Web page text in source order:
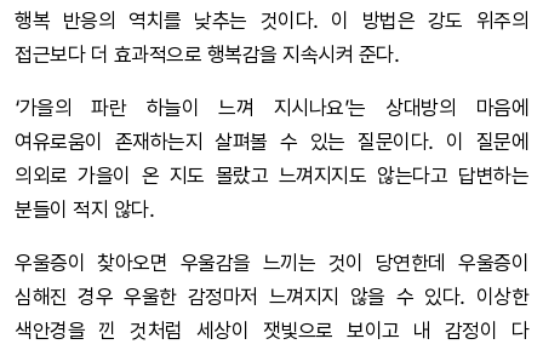
행복 반응의 역치를 낮추는 것이다. 이 방법은 강도 위주의
접근보다 더 효과적으로 행복감을 지속시켜 준다.
‘가을의 파란 하늘이 느껴 지시나요’는 상대방의 마음에
여유로움이 존재하는지 살펴볼 수 있는 질문이다. 이 질문에
의외로 가을이 온 지도 몰랐고 느껴지지도 않는다고 답변하는
분들이 적지 않다.
우울증이 찾아오면 우울감을 느끼는 것이 당연한데 우울증이
심해진 경우 우울한 감정마저 느껴지지 않을 수 있다. 이상한
색안경을 낀 것처럼 세상이 잿빛으로 보이고 내 감정이 다